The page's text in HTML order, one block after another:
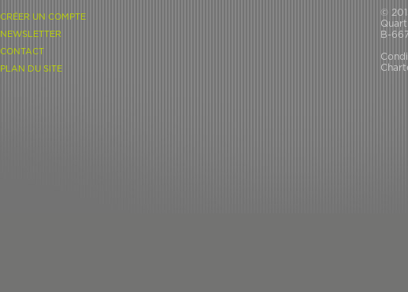
CRÉER UN COMPTE
NEWSLETTER
CONTACT
PLAN DU SITE
©
B-